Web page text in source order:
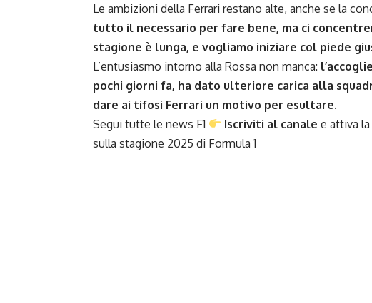
Le ambizioni della Ferrari restano alte, anche se la
tutto il necessario per fare bene, ma ci
stagione è lunga, e vogliamo iniziare col piede
L’entusiasmo intorno alla Rossa non manca:
pochi giorni fa, ha dato ulteriore carica alla
dare ai tifosi Ferrari un motivo per esultare.
Segui tutte le news F1
Iscriviti al canale e attiva
sulla stagione 2025 di Formula 1